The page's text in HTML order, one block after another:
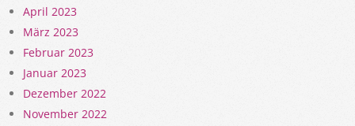
April 2023
März 2023
Februar 2023
Januar 2023
Dezember 2022
November 2022